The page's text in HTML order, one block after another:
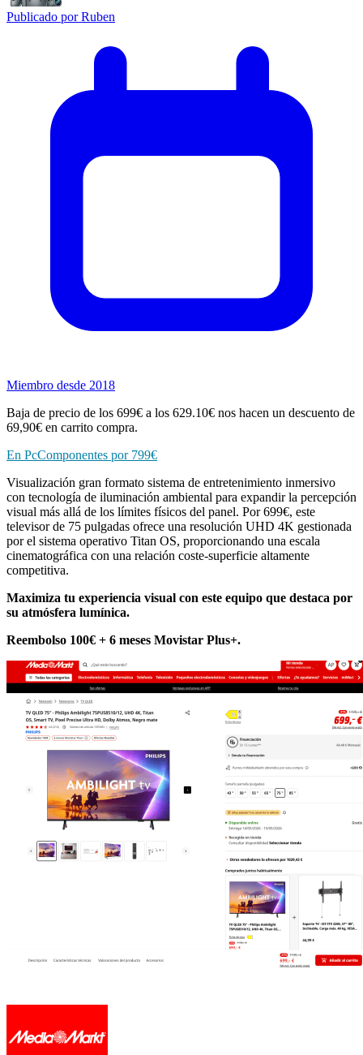
Publicado porRuben
Miembro desde 2018
Baja de precio de los 699€ a los 629.10€ nos hacen un descuento de
69,90€ en carrito compra.
En PcComponentes por 799€
Visualización gran formato sistema de entretenimiento inmersivo
con tecnología de iluminación ambiental para expandir la percepción
visual más allá de los límites físicos del panel. Por 699€, este
televisor de 75 pulgadas ofrece una resolución UHD 4K gestionada
por el sistema operativo Titan OS, proporcionando una escala
cinematográfica con una relación coste-superficie altamente
competitiva.
Maximiza tu experiencia visual con este equipo que destaca por
su atmósfera lumínica.
Reembolso 100€ + 6 meses Movistar Plus+.